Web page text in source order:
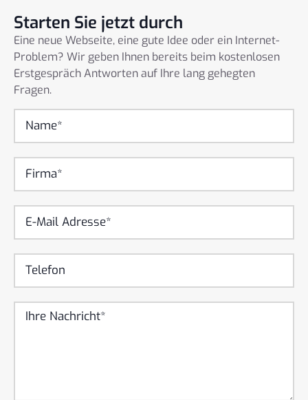
Starten Sie jetzt durch
Eine neue Webseite, eine gute Idee oder ein Internet-
Problem? Wir geben Ihnen bereits beim kostenlosen
Erstgespräch Antworten auf Ihre lang gehegten
Fragen.